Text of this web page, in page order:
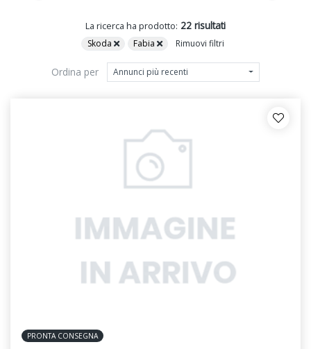
La ricerca ha prodotto: 22 risultati
Skoda Fabia Rimuovi filtri
Ordina per Annunci più recenti
PRONTA CONSEGNA